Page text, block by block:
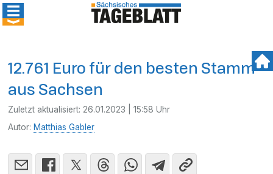
12.761 Euro für den besten Stamm
aus Sachsen
Zuletzt aktualisiert: 26.01.2023 | 15:58 Uhr
Autor: Matthias Gabler